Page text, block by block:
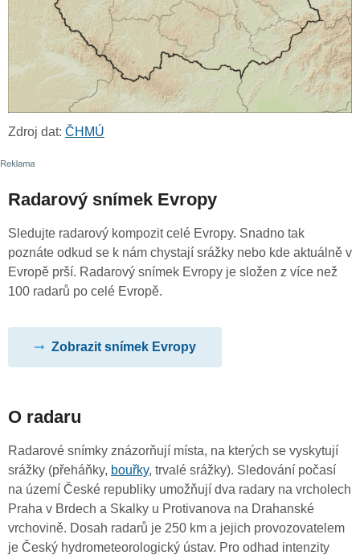
Zdroj dat: ČHMÚ
Radarový snímek Evropy
Sledujte radarový kompozit celé Evropy. Snadno tak
poznáte odkud se k nám chystají srážky nebo kde aktuálně v
Evropě prší. Radarový snímek Evropy je složen z více než
100 radarů po celé Evropě.
Zobrazit snímek Evropy
O radaru
Radarové snímky znázorňují místa, na kterých se vyskytují
srážky (přeháňky, bouřky, trvalé srážky). Sledování počasí
na území České republiky umožňují dva radary na vrcholech
Praha v Brdech a Skalky u Protivanova na Drahanské
vrchovině. Dosah radarů je 250 km a jejich provozovatelem
je Český hydrometeorologický ústav. Pro odhad intenzity